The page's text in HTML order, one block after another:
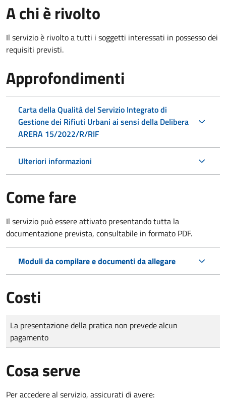
A chi è rivolto
Il servizio è rivolto a tutti i soggetti interessati in possesso dei
requisiti previsti.
Approfondimenti
Carta della Qualità del Servizio Integrato di
Gestione dei Rifiuti Urbani ai sensi della Delibera
ARERA 15/2022/R/RIF
Ulteriori informazioni
Come fare
Il servizio può essere attivato presentando tutta la
documentazione prevista, consultabile in formato PDF.
Moduli da compilare e documenti da allegare
Costi
Tipo di pagamento
Importo
La presentazione della pratica non prevede alcun
pagamento
Cosa serve
Per accedere al servizio, assicurati di avere: